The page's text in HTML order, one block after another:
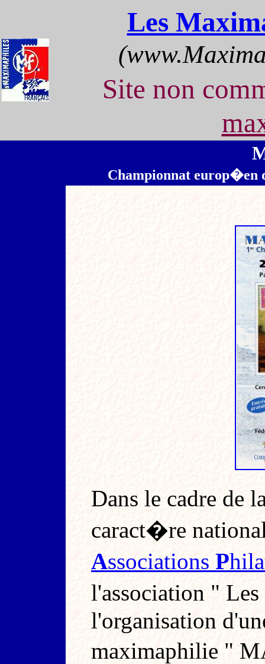
Les
Site non
Championnat europ�en
Dans le cadre de
caract�re
Associations P
l'association "
l'organisation
maximaphilie "